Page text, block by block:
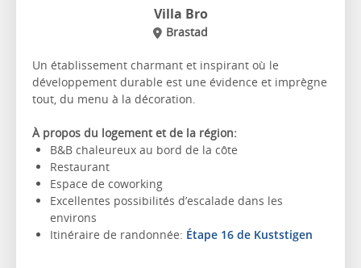
Villa Bro
Brastad
Un établissement charmant et inspirant où le
développement durable est une évidence et imprègne
tout, du menu à la décoration.
À propos du logement et de la région:
B&B chaleureux au bord de la côte
Restaurant
Espace de coworking
Excellentes possibilités d’escalade dans les
environs
Itinéraire de randonnée: Étape 16 de Kuststigen